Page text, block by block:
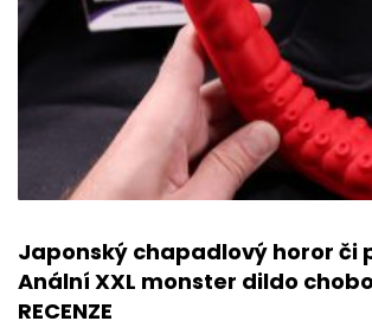
Japonský chapadlový horor či
Anální XXL monster dildo
RECENZE